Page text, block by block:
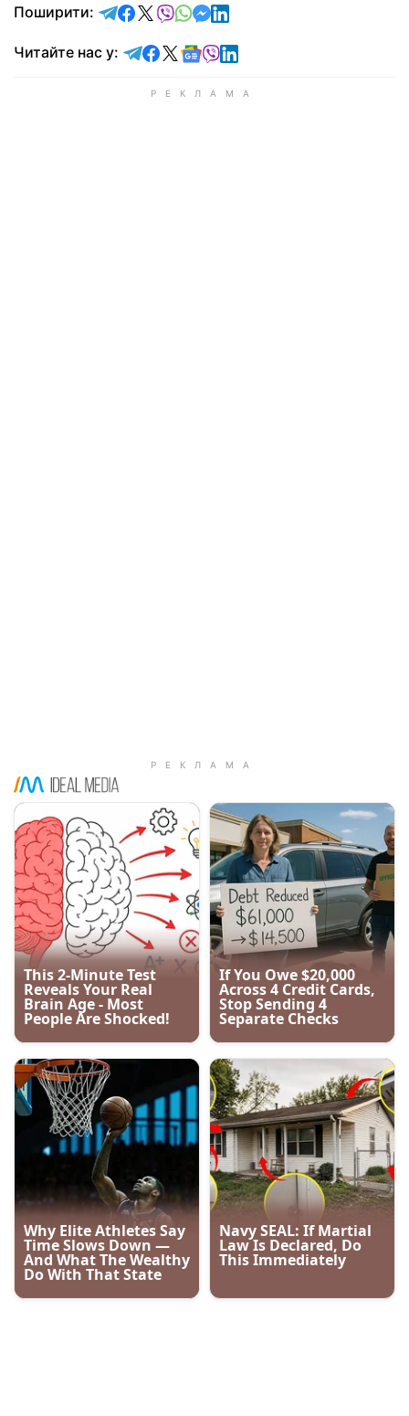
Поширити: відправити у Telegram
поділитись у Facebook
поділитись у X
відправити у Viber
відправити у Whatsapp
відправити у Messenger
відправити у LinkedIn
Читайте нас у: Читайте у Telegram
Читайте у Facebook
Читайте у X
Читайте у Google news
Читайте у Viber
Читайте у LinkedIn